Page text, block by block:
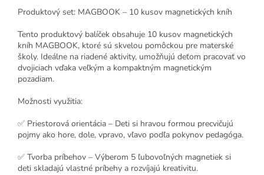
Produktový set: MAGBOOK – 10 kusov magnetických kníh
Tento produktový balíček obsahuje 10 kusov magnetických
kníh MAGBOOK, ktoré sú skvelou pomôckou pre materské
školy. Ideálne na riadené aktivity, umožňujú deťom pracovať vo
dvojiciach vďaka veľkým a kompaktným magnetickým
pozadiam.
Možnosti využitia:
✅ Priestorová orientácia – Deti si hravou formou precvičujú
pojmy ako hore, dole, vpravo, vľavo podľa pokynov pedagóga.
✅ Tvorba príbehov – Výberom 5 ľubovoľných magnetiek si
deti skladajú vlastné príbehy a rozvíjajú kreativitu.